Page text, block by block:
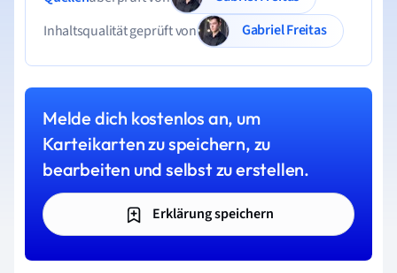
Inhaltsqualität geprüft von
Gabriel Freitas
Melde dich kostenlos an, um
Karteikarten zu speichern, zu
bearbeiten und selbst zu erstellen.
Erklärung speichern